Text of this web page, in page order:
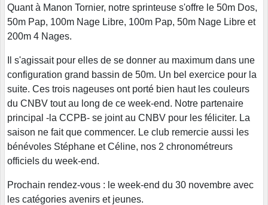
Quant à Manon Tornier, notre sprinteuse s'offre le 50m Dos,
50m Pap, 100m Nage Libre, 100m Pap, 50m Nage Libre et
200m 4 Nages.
Il s'agissait pour elles de se donner au maximum dans une
configuration grand bassin de 50m. Un bel exercice pour la
suite. Ces trois nageuses ont porté bien haut les couleurs
du CNBV tout au long de ce week-end. Notre partenaire
principal -la CCPB- se joint au CNBV pour les féliciter. La
saison ne fait que commencer. Le club remercie aussi les
bénévoles Stéphane et Céline, nos 2 chronométreurs
officiels du week-end.
Prochain rendez-vous : le week-end du 30 novembre avec
les catégories avenirs et jeunes.